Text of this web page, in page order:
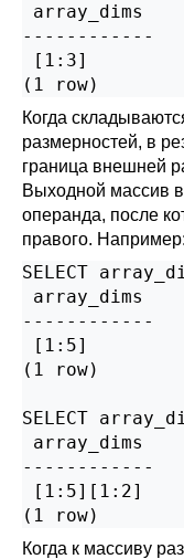
array_dims
------------
[1:3]
(1 row)
Когда
размерностей, в
граница внешней
Выходной массив
операнда, после
правого. Например:
SELECT
array_dims
------------
[1:5]
(1 row)
SELECT
array_dims
------------
[1:5][1:2]
(1 row)
Когда к массиву